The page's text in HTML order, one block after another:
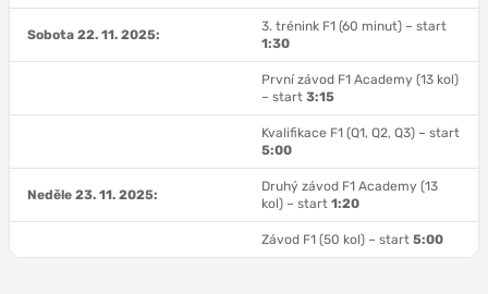
Sobota 22. 11. 2025:
3. trénink F1 (60 minut) – start
1:30
První závod F1 Academy (13 kol)
– start 3:15
Kvalifikace F1 (Q1, Q2, Q3) – start
5:00
Neděle 23. 11. 2025:
Druhý závod F1 Academy (13
kol) – start 1:20
Závod F1 (50 kol) – start 5:00